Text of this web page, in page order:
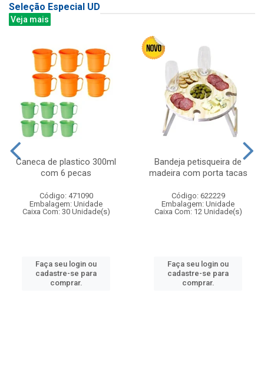
Seleção Especial UD
Veja mais
Caneca de plastico 300ml
com 6 pecas
Código: 471090
Embalagem: Unidade
Caixa Com: 30 Unidade(s)
Faça seu login ou
cadastre-se para
comprar.
Bandeja petisqueira de
madeira com porta tacas
Código: 622229
Embalagem: Unidade
Caixa Com: 12 Unidade(s)
Faça seu login ou
cadastre-se para
comprar.